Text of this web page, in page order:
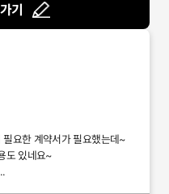
기
요한 계약서가 필요했는데~
도 있네요~